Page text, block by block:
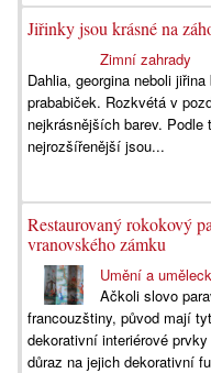
Jiřinky jsou krásné na
Zimní zahrady
Dahlia, georgina neboli
prababiček. Rozkvétá v
nejkrásnějších barev.
nejrozšířenější jsou...
Restaurovaný rokokový
vranovského zámku
Umění a
Ačkoli slovo
francouzštiny, původ mají
dekorativní interiérové
důraz na jejich dekorativní